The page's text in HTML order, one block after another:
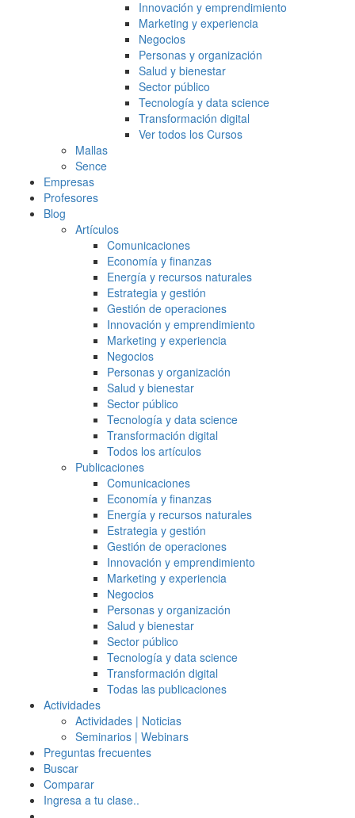
Innovación y emprendimiento
Marketing y experiencia
Negocios
Personas y organización
Salud y bienestar
Sector público
Tecnología y data science
Transformación digital
Ver todos los Cursos
Mallas
Sence
Empresas
Profesores
Blog
Artículos
Comunicaciones
Economía y finanzas
Energía y recursos naturales
Estrategia y gestión
Gestión de operaciones
Innovación y emprendimiento
Marketing y experiencia
Negocios
Personas y organización
Salud y bienestar
Sector público
Tecnología y data science
Transformación digital
Todos los artículos
Publicaciones
Comunicaciones
Economía y finanzas
Energía y recursos naturales
Estrategia y gestión
Gestión de operaciones
Innovación y emprendimiento
Marketing y experiencia
Negocios
Personas y organización
Salud y bienestar
Sector público
Tecnología y data science
Transformación digital
Todas las publicaciones
Actividades
Actividades | Noticias
Seminarios | Webinars
Preguntas frecuentes
Buscar
Comparar
Ingresa a tu clase..